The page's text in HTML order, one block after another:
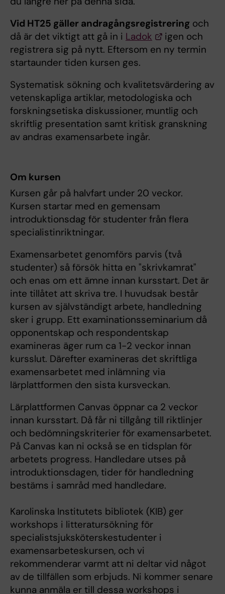
Vid HT25 gäller andragångsregistrering och
då är det viktigt att gå in i Ladok
igen och
registrera sig på nytt. Eftersom en ny termin
startaunder tiden kursen ges.
Systematisk sökning och kvalitetsvärdering av
vetenskapliga artiklar, metodologiska och
forskningsetiska diskussioner, muntlig och
skriftlig presentation samt kritisk granskning
av andras examensarbete ingår.
Om kursen
Kursen går på halvfart under 20 veckor.
Kursen startar med en gemensam
introduktionsdag för studenter från flera
specialistinriktningar.
Examensarbetet genomförs parvis (två
studenter) så försök hitta en "skrivkamrat"
och enas om ett ämne innan kursstart. Det är
inte tillåtet att skriva tre. I huvudsak består
kursen av självständigt arbete, handledning
sker i grupp. Ett examinationsseminarium då
opponentskap och respondentskap
examineras äger rum ca 1-2 veckor innan
kursslut. Därefter examineras det skriftliga
examensarbetet med inlämning via
lärplattformen den sista kursveckan.
Lärplattformen Canvas öppnar ca 2 veckor
innan kursstart. Då får ni tillgång till riktlinjer
och bedömningskriterier för examensarbetet.
På Canvas kan ni också se en tidsplan för
arbetets progress. Handledare utses på
introduktionsdagen, tider för handledning
bestäms i samråd med handledare.
Karolinska Institutets bibliotek (KIB) ger
workshops i litteratursökning för
specialistsjuksköterskestudenter i
examensarbeteskursen, och vi
rekommenderar varmt att ni deltar vid något
av de tillfällen som erbjuds. Ni kommer senare
kunna anmäla er till dessa workshops i